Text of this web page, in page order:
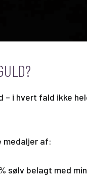
– i hvert fald ikke
af:
sølv belagt med